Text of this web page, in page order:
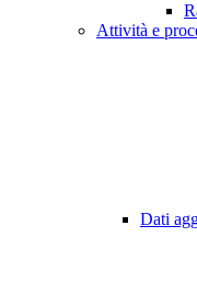
Attività e
Dati